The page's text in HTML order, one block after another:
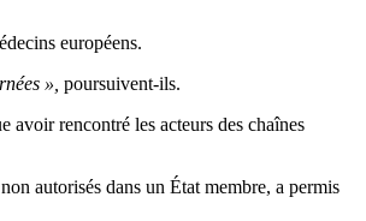
européens.
», poursuivent-ils.
avoir rencontré les acteurs des chaînes
autorisés dans un État membre, a permis